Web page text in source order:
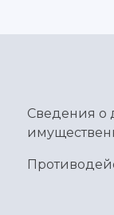
Сведения о